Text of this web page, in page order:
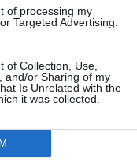
of processing my
Targeted Advertising.
of Collection, Use,
and/or Sharing of my
Is Unrelated with the
it was collected.
og areal
regner man procent